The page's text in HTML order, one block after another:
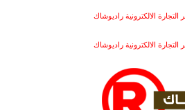
التجارة الالكترونية راديوشاك
التجارة الالكترونية راديوشاك